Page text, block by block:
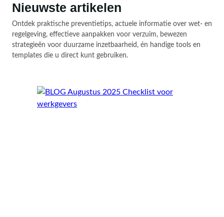
Nieuwste artikelen
Ontdek praktische preventietips, actuele informatie over wet- en
regelgeving, effectieve aanpakken voor verzuim, bewezen
strategieën voor duurzame inzetbaarheid, én handige tools en
templates die u direct kunt gebruiken.